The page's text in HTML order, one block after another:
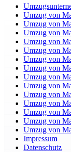
Umzug von
Umzug von
Umzug von
Umzug von
Umzug von
Umzug von
Umzug von
Umzug von
Umzug von
Umzug von
Umzug von
Umzug von
Umzug von
Umzug von
Impressum
Datenschutz